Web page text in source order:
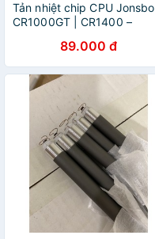
Tản nhiệt chip CPU Jonsbo
CR1000GT | CR1400 –
12cm, 4 ống đồng, đồng bộ
Led với Hub/Mainboard
89.000 đ